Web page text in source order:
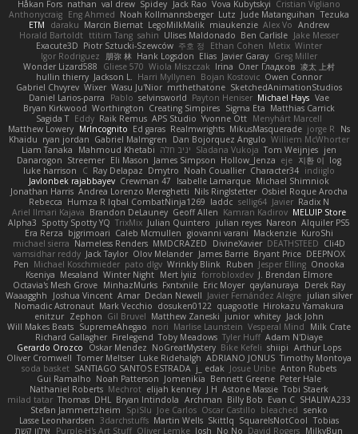
Håkan Fors nathan val drew Spidey Jack Rao Vova Kubytskyi Cristian Vigliano
Anthonycraig Eng Ahmed Noah Kollmannsberger Lutz Jude Matanguihan Tezuka
ETM
daraku Marcin Biernat LegoMilkMalik miaukenzie Alex Vo Andrew
Horald Bartoldt ttitim Tang sahin Ulises Maldonado Ben Carlisle Jake Messer
Exacute3D Piotr Sztucki-Szewców 주호 정 Ethan Cohen Metix Winter
Igor Rodriguez
朋弥 林 Hank Logsdon Elias Javier Garay Greg Miller
Wonder Lizard588
Gliese 570 Wiola Miszczak Irina Олег Гладков 凌太 上村
hullin thierry Jackson L. Harri Myllynen Bojan Kostovic Owen Connor
Gabriel Chvyrev Wixer Wasu Ju'Nior mrthethatone SketchedAnimationStudios
Daniel Larios-parra
Pablo selvinsworld Payton Heniser Michael Hays Vae
Bryan Kirkwood Worthington Creating Simpires Sigma Eta Matthias Carrick
Sagida T Eddy Raik Remus APS Studio Yvonne Ott Menyhárt Marcell
Matthew Lowery MrIncognito Ed garas Realmwrights MikusMasquerade jorge R
Ns
Khaidu ryan jordan Gabriel Malmgren Dan Bojorquez Angulo Williem McWhorter
Liam Tanaka
Mahmoud Khetabi יניב חלה Sladana Vukoja Tom Weijnjes jen
Danarogon Streemer Eli Mason James Simpson Hollow_Jenza eje 지환 이 log
luke harrison
C Ray Delapaz Dmytro Noah Couallier Character34 indiiglo
Javlonbek rajabbayev Crewman 47 Isabelle Lamarque Michael Shimniok
Jonathan Harris Andrea Lorenzo Mereghetti Nils Ringlstetter Osbiel Roque Arocha
Rebecca Humza R Iqbal CombatNinja1269 laddc sellig64 Javier Radix N
Ariel Ilmari Kajava Brandon DeLauney Geoff Allen Kamran Kadirov MELUIP Store
Alpha3 Spotty Spotty YQ TrixMix Julian Quintero julian reyes Nareon Alquiler PS5
Era Rerza bjgrimoari Caleb Mcmullen giovanni varani Mackenzie KuroShi
michael sierra Nameless Renders MMDCRAZED DivineXavier DEATHSTEED Cli4D
vamsidhar reddy Jack Taylor Olov Melander James Barrie Bryant Price DEEPNOX
Pen Michael Koschmieder pato dlgv Wrinkly Blink Ruben Jesper Elling Onooka
Kseniya Mesaland Winter Night Mert İyiiz forrobloxdev J. Brendan Elmore
Octavia's Mesh Grove MinhazMurks Fxntxnile Eric Moyer qaylanuraya
Derek Ray
Waaagghh
Joshua Vincent Amar Declan Newell Javier Fernández Alegre julian silver
Nomadic Astronaut Mark Vecchio dosuken0122 quagootle Hirokazu Yamakura
enitzur Zephon Gil Bruvel Matthew Zaneski junior whitey Jack John
Will Makes Beats SupremeAhegao nori Marlise Launstein Vesperal Mind
Milk Crate
Richard Gallagher Firelegend Toby Meadows Tyler Huff Adam N'Diaye
Gerardo Orozco
Oskar Mendez NoGreatMystery Bike Kefeli shiipi Arthur Lops
Oliver Cromwell Tomer Meltser Luke Ridehalgh ADRIANO JONUS Timothy Montoya
soda basket SANTIAGO SANTOS ESTRADA j_ edak Josue Uribe Anton Rubets
Gui Ramalho Noah Patterson Jomenikia Bennett Greene Peter Hale
Nathaniel Roberts Mechrot elijah kenney J H Astone Massie Tobi Staerk
milad tatar Thomas DHL Bryan Intindola Archman Billy Bob Evan C SHALIWA233
Stefan Jammertzheim
SpiSlu Joe Carlos Oscar Castillo bleached senko
Lasse Leonhardsen 3darchstuffs Martin Wells Skittlq SquareIsNotCool Tobias
אילון קשת
Purple-H's Art Stuff Oliver Lemke Josh No No David Rogers MilkyBun